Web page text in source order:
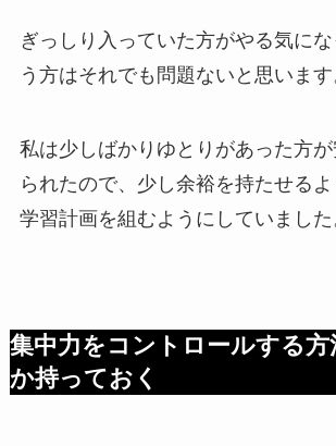
ぎっしり入っていた方がやる気に
う方はそれでも問題ないと思います
私は少しばかりゆとりがあった方
られたので、少し余裕を持たせる
学習計画を組むようにしていました
集中力をコントロールする方
か持っておく